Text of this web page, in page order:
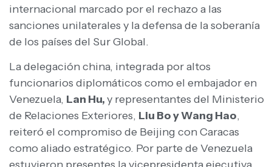
internacional marcado por el rechazo a las
sanciones unilaterales y la defensa de la soberanía
de los países del Sur Global.
La delegación china, integrada por altos
funcionarios diplomáticos como el embajador en
Venezuela, Lan Hu,y representantes del Ministerio
de Relaciones Exteriores, Liu Bo y Wang Hao,
reiteró el compromiso de Beijing con Caracas
como aliado estratégico. Por parte de Venezuela